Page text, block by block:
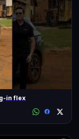
in flex